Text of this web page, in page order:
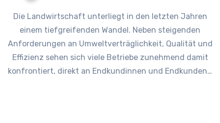
Die Landwirtschaft unterliegt in den letzten Jahren
einem tiefgreifenden Wandel. Neben steigenden
Anforderungen an Umweltverträglichkeit, Qualität und
Effizienz sehen sich viele Betriebe zunehmend damit
konfrontiert, direkt an Endkundinnen und Endkunden…